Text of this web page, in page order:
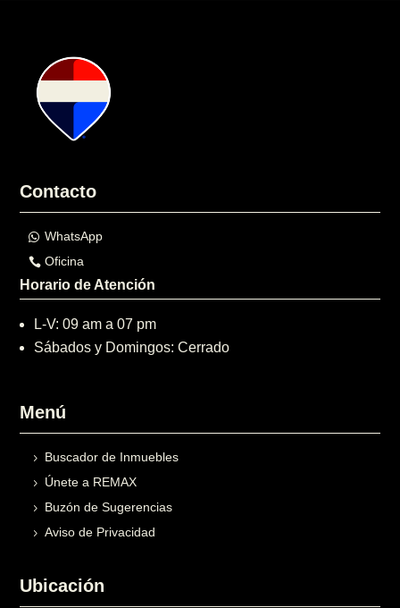
Contacto
WhatsApp
Oficina
Horario de Atención
L-V: 09 am a 07 pm
Sábados y Domingos: Cerrado
Menú
Buscador de Inmuebles
Únete a REMAX
Buzón de Sugerencias
Aviso de Privacidad
Ubicación